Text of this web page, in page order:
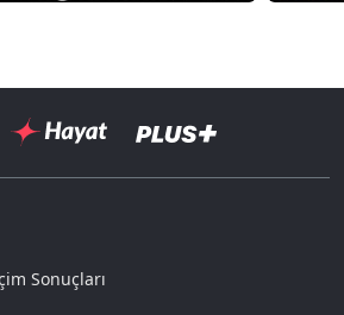
Sonuçları